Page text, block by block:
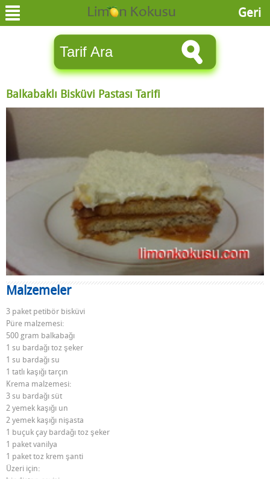
Geri
Balkabaklı Bisküvi Pastası Tarifi
Malzemeler
3 paket petibör bisküvi
Püre malzemesi:
500 gram balkabağı
1 su bardağı toz şeker
1 su bardağı su
1 tatlı kaşığı tarçın
Krema malzemesi:
3 su bardağı süt
2 yemek kaşığı un
2 yemek kaşığı nişasta
1 buçuk çay bardağı toz şeker
1 paket vanilya
1 paket toz krem şanti
Üzeri için: